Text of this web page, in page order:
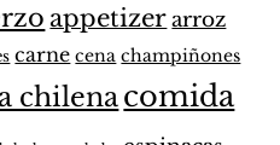
appetizer arroz
carne cena champiñones
chilenacomida